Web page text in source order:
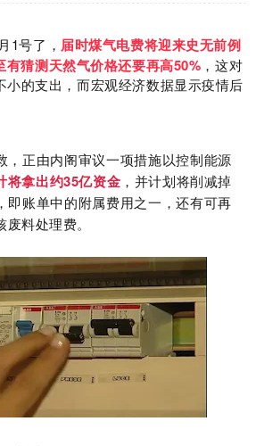
月 1号了， 届时煤气电费将迎来史无前例
有猜测天然气价格还要再高50% ，这对
小的支出，而宏观经济数据显示疫情后
，正由内阁审议一项措施以控制能源
将拿出约35亿资金 ，并计划将削减掉
即账单中的附属费用之一，还有可再
料处理费。